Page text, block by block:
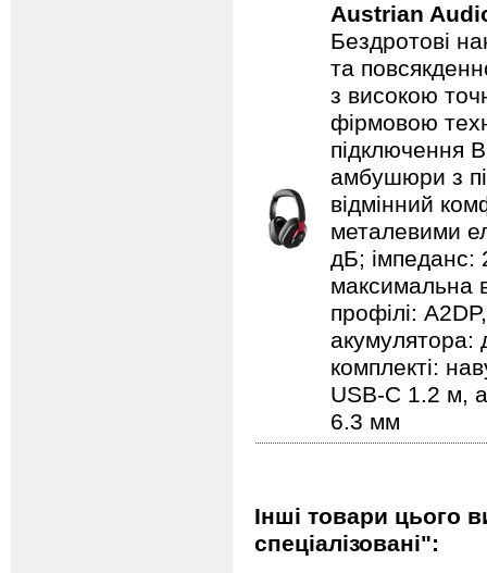
Austrian
Бездротові
та
з високою
фірмовою
підключення
амбушюри з
відмінний
металевими
дБ; імпеданс:
максимальна
профілі:
акумулятора:
комплекті:
USB-C 1.2 м,
6.3 мм
Інші товари цього
спеціалізовані":